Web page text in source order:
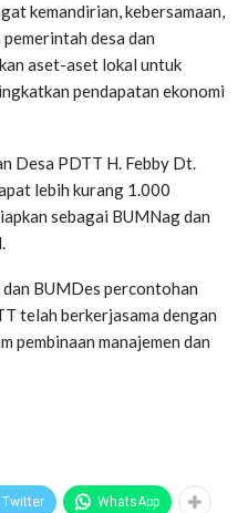
kemandirian, kebersamaan,
desa dan
aset-aset lokal untuk
pendapatan ekonomi
Desa PDTT H. Febby Dt.
lebih kurang 1.000
sebagai BUMNag dan
BUMDes percontohan
telah berkerjasama dengan
pembinaan manajemen dan
Twitter WhatsApp